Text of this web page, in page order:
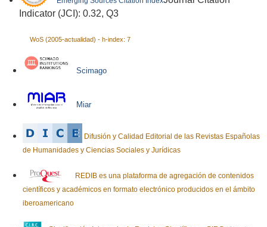
Indicator (JCI): 0.32, Q3
WoS (2005-actualidad) - h-index: 7
Scimago
Miar
Difusión y Calidad Editorial de las Revistas Españolas
de Humanidades y Ciencias Sociales y Jurídicas
REDIB es una plataforma de agregación de contenidos
científicos y académicos en formato electrónico producidos en el ámbito
iberoamericano